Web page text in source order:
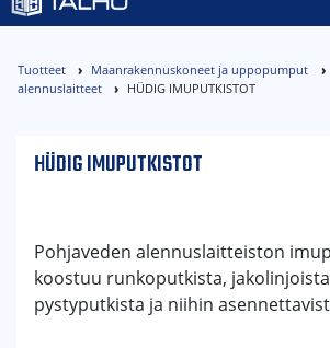
Tuotteet Maanrakennuskoneet ja uppopumput
alennuslaitteet
HÜDIG IMUPUTKISTOT
HÜDIG IMUPUTKISTOT
Pohjaveden alennuslaitteiston
koostuu runkoputkista,
pystyputkista ja niihin